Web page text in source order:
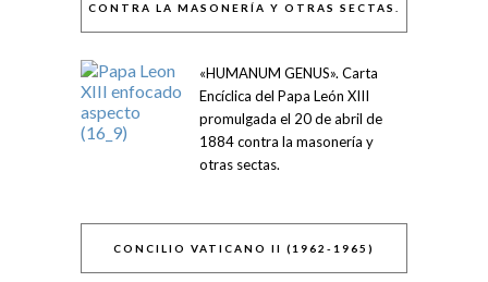
CONTRA LA MASONERÍA Y OTRAS SECTAS.
«HUMANUM GENUS». Carta
Encíclica del Papa León XIII
promulgada el 20 de abril de
1884 contra la masonería y
otras sectas.
CONCILIO VATICANO II (1962-1965)